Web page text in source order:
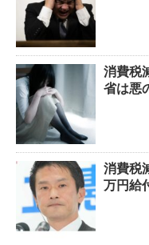
消費税
省は悪
消費税
万円給